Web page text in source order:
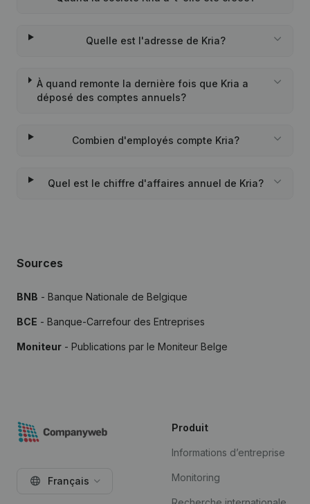
Quelle est l'adresse de Kria?
À quand remonte la dernière fois que Kria a
déposé des comptes annuels?
Combien d'employés compte Kria?
Quel est le chiffre d'affaires annuel de Kria?
Sources
BNB - Banque Nationale de Belgique
BCE - Banque-Carrefour des Entreprises
Moniteur - Publications par le Moniteur Belge
Français
Produit
Informations d’entreprise
Monitoring